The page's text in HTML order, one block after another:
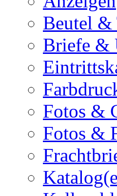
Beutel &
Briefe &
Fotos &
Fotos &